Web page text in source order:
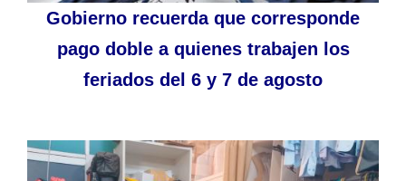
Gobierno recuerda que corresponde
pago doble a quienes trabajen los
feriados del 6 y 7 de agosto